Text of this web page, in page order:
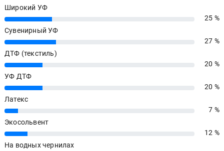
Широкий УФ
25%
25 %
Сувенирный УФ
27%
27 %
ДТФ (текстиль)
20%
20 %
УФ ДТФ
20%
20 %
Латекс
7%
7 %
Экосольвент
12%
12 %
На водных чернилах